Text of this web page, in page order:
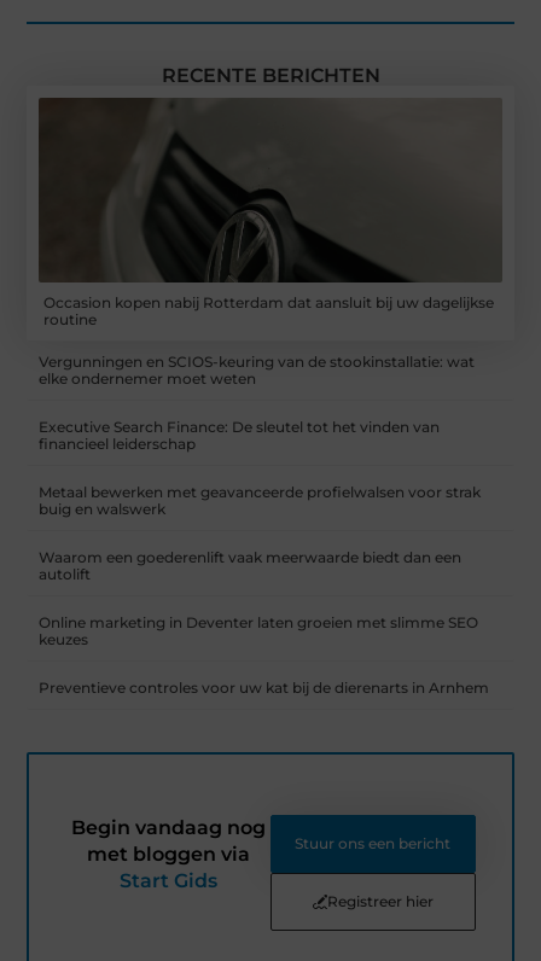
RECENTE BERICHTEN
Occasion kopen nabij Rotterdam dat aansluit bij uw dagelijkse
routine
Vergunningen en SCIOS-keuring van de stookinstallatie: wat
elke ondernemer moet weten
Executive Search Finance: De sleutel tot het vinden van
financieel leiderschap
Metaal bewerken met geavanceerde profielwalsen voor strak
buig en walswerk
Waarom een goederenlift vaak meerwaarde biedt dan een
autolift
Online marketing in Deventer laten groeien met slimme SEO
keuzes
Preventieve controles voor uw kat bij de dierenarts in Arnhem
Begin vandaag nog
met bloggen via
Start Gids
Stuur ons een bericht
Registreer hier